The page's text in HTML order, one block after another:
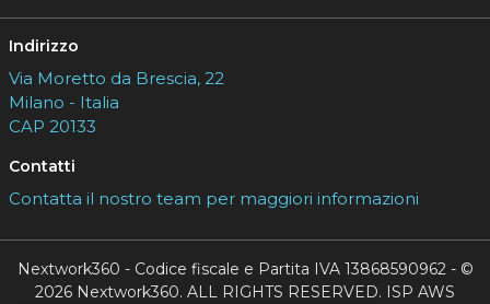
Indirizzo
Via Moretto da Brescia, 22
Milano - Italia
CAP 20133
Contatti
Contatta il nostro team per maggiori informazioni
Nextwork360 - Codice fiscale e Partita IVA 13868590962 - ©
2026 Nextwork360. ALL RIGHTS RESERVED. ISP AWS